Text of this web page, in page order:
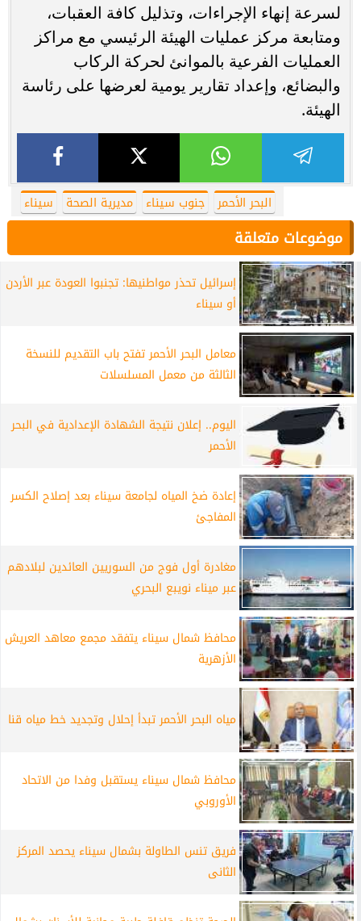
لسرعة إنهاء الإجراءات، وتذليل كافة العقبات،
ومتابعة مركز عمليات الهيئة الرئيسي مع مراكز
العمليات الفرعية بالموانئ لحركة الركاب
والبضائع، وإعداد تقارير يومية لعرضها على رئاسة
الهيئة.
البحر الأحمر جنوب سيناء مديرية الصحة سيناء
موضوعات متعلقة
إسرائيل تحذر مواطنيها: تجنبوا العودة عبر الأردن
أو سيناء
معامل البحر الأحمر تفتح باب التقديم للنسخة
الثالثة من معمل المسلسلات
اليوم.. إعلان نتيجة الشهادة الإعدادية في البحر
الأحمر
إعادة ضخ المياه لجامعة سيناء بعد إصلاح الكسر
المفاجئ
مغادرة أول فوج من السوريين العائدين لبلادهم
عبر ميناء نويبع البحري
محافظ شمال سيناء يتفقد مجمع معاهد العريش
الأزهرية
مياه البحر الأحمر تبدأ إحلال وتجديد خط مياه قنا
محافظ شمال سيناء يستقبل وفدا من الاتحاد
الأوروبي
فريق تنس الطاولة بشمال سيناء يحصد المركز
الثانى